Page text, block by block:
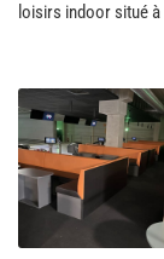
loisirs indoor situé à